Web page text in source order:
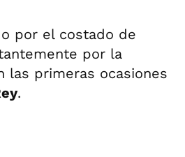
por el costado de
por la
las primeras ocasiones
.